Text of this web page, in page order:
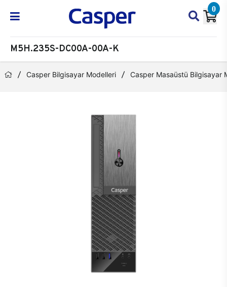
0
M5H.235S-DC00A-00A-K
Casper Bilgisayar Modelleri Casper Masaüstü Bilgisayar